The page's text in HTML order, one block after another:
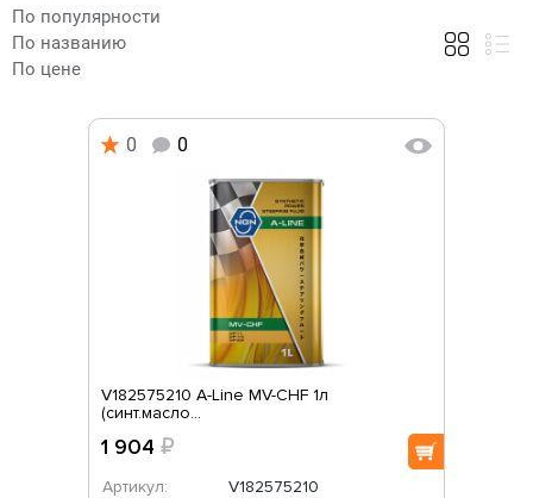
По популярности
По названию
По цене
0 0
V182575210 A-Line MV-CHF 1л
(синт.масло...
1 904 ₽
Артикул:
V182575210